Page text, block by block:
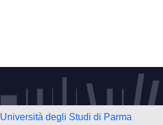
Università degli Studi di Parma